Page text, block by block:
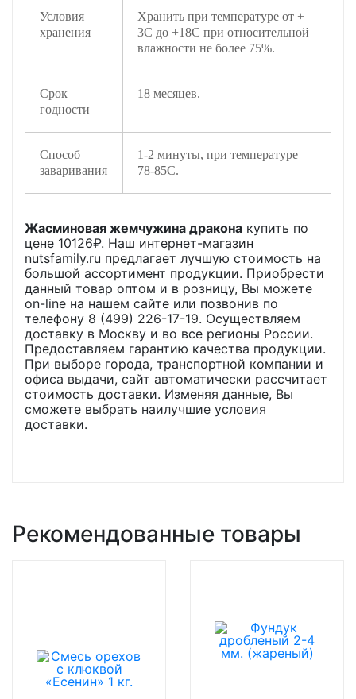
Условия
хранения
Хранить при температуре от +
3С до +18С при относительной
влажности не более 75%.
Срок
годности
18 месяцев.
Способ
заваривания
1-2 минуты, при температуре
78-85C.
Жасминовая жемчужина дракона купить по
цене 10126₽. Наш интернет-магазин
nutsfamily.ru предлагает лучшую стоимость на
большой ассортимент продукции. Приобрести
данный товар оптом и в розницу, Вы можете
on-line на нашем сайте или позвонив по
телефону 8 (499) 226-17-19. Осуществляем
доставку в Москву и во все регионы России.
Предоставляем гарантию качества продукции.
При выборе города, транспортной компании и
офиса выдачи, сайт автоматически рассчитает
стоимость доставки. Изменяя данные, Вы
сможете выбрать наилучшие условия
доставки.
Рекомендованные товары